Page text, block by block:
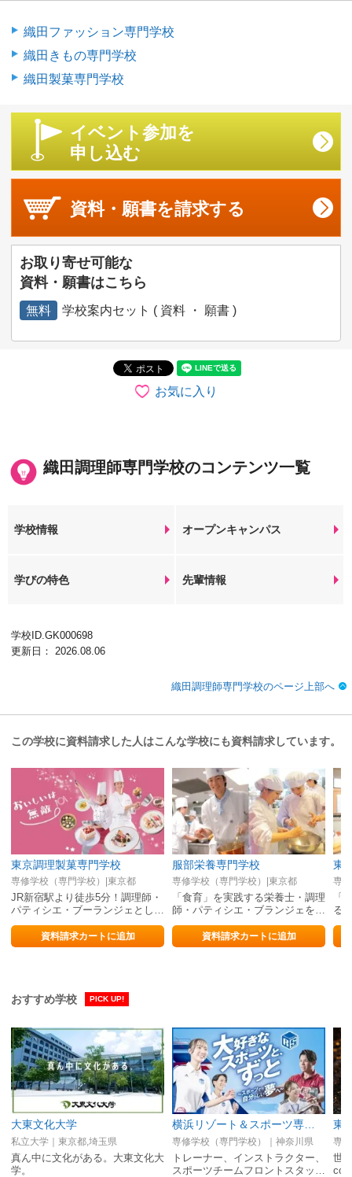
織田ファッション専門学校
織田きもの専門学校
織田製菓専門学校
イベント参加を
申し込む
資料・願書を請求する
お取り寄せ可能な
資料・願書はこちら
無料 学校案内セット ( 資料 ・ 願書 )
お気に入り
織田調理師専門学校のコンテンツ一覧
学校情報 オープンキャンパス
学びの特色 先輩情報
学校ID.GK000698
更新日： 2026.08.06
織田調理師専門学校のページ上部へ
この学校に資料請求した人はこんな学校にも資料請求しています。
東京調理製菓専門学校
専修学校（専門学校）|東京都
JR新宿駅より徒歩5分！調理師・
パティシエ・ブーランジェとして
即戦力を育てる実践型専門学校
資料請求カートに追加
服部栄養専門学校
専修学校（専門学校）|東京都
「食育」を実践する栄養士・調理
師・パティシエ・ブランジェを育
てる！
資料請求カートに追加
専
「
る
おすすめ学校 PICK UP!
大東文化大学
私立大学｜東京都,埼玉県
真ん中に文化がある。大東文化大
学。
専修学校（専門学校）｜神奈川県
トレーナー、インストラクター、
スポーツチームフロントスタッ…
専
世